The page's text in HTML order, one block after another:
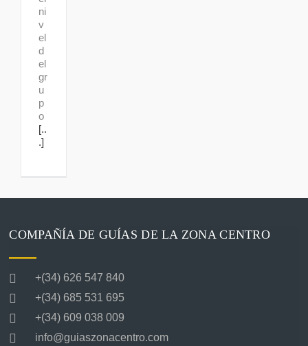
ni
v
el
d
el
gr
u
p
o
[..
.]
COMPAÑÍA DE GUÍAS DE LA ZONA CENTRO
+(34) 626 547 840
+(34) 685 531 695
+(34) 609 038 009
info@guiaszonacentro.com